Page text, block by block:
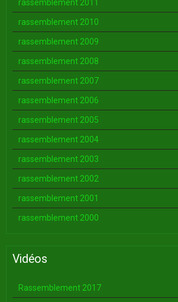
rassemblement 2011
rassemblement 2010
rassemblement 2009
rassemblement 2008
rassemblement 2007
rassemblement 2006
rassemblement 2005
rassemblement 2004
rassemblement 2003
rassemblement 2002
rassemblement 2001
rassemblement 2000
Vidéos
Rassemblement 2017